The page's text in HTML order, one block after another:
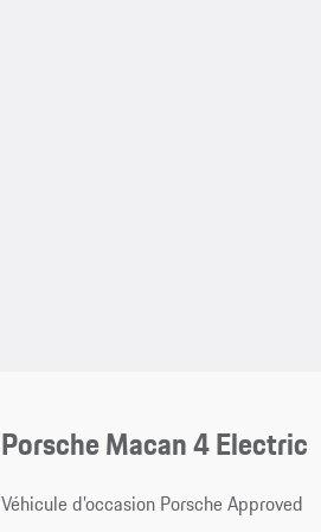
Porsche Macan 4 Electric
Véhicule d’occasion Porsche Approved